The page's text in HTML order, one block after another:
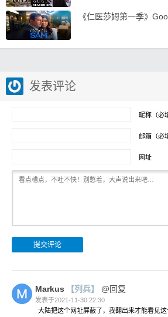
《仁医莎姆第一季》
发表评论
昵称（必
邮箱（必
网址
Markus 【列兵】 @回复
发表于2021-11-30 22:30
大陆把这个网址屏蔽了，我翻出来才能看见这